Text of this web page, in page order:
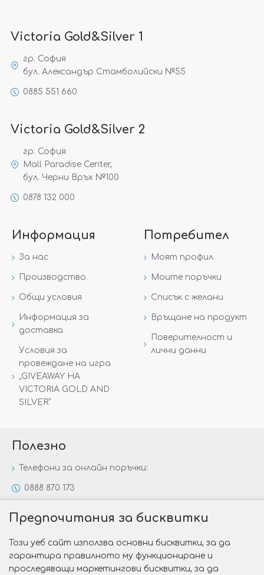
Victoria Gold&Silver 1
гр. София
бул. Александър Стамболийски №55
0885 551 660
Victoria Gold&Silver 2
гр. София
Mall Paradise Center,
бул. Черни Връх №100
0878 132 000
Информация
За нас
Производство
Общи условия
Информация за
доставка
Условия за
провеждане на игра
„GIVEAWAY НА
VICTORIA GOLD AND
SILVER“
Потребител
Моят профил
Моите поръчки
Списък с желани
Връщане на продукт
Поверителност и
лични данни
Полезно
Телефони за онлайн поръчки:
0888 870 173
Специални предложения
Защо да изберете Victoria Gold&Silver?
Предпочитания за бисквитки
Този уеб сайт използва основни бисквитки, за да
гарантира правилното му функциониране и
проследяващи маркетингови бисквитки, за да